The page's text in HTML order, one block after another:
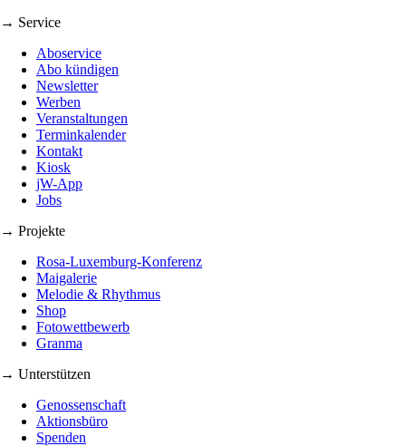
→ Service
Aboservice
Abo kündigen
Newsletter
Werben
Veranstaltungen
Terminkalender
Kontakt
Kiosk
jW-App
Jobs
→ Projekte
Rosa-Luxemburg-Konferenz
Maigalerie
Melodie & Rhythmus
Shop
Fotowettbewerb
Granma
→ Unterstützen
Genossenschaft
Aktionsbüro
Spenden